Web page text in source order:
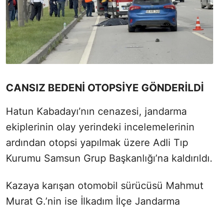
CANSIZ BEDENİ OTOPSİYE GÖNDERİLDİ
Hatun Kabadayı’nın cenazesi, jandarma
ekiplerinin olay yerindeki incelemelerinin
ardından otopsi yapılmak üzere Adli Tıp
Kurumu Samsun Grup Başkanlığı’na kaldırıldı.
Kazaya karışan otomobil sürücüsü Mahmut
Murat G.’nin ise İlkadım İlçe Jandarma